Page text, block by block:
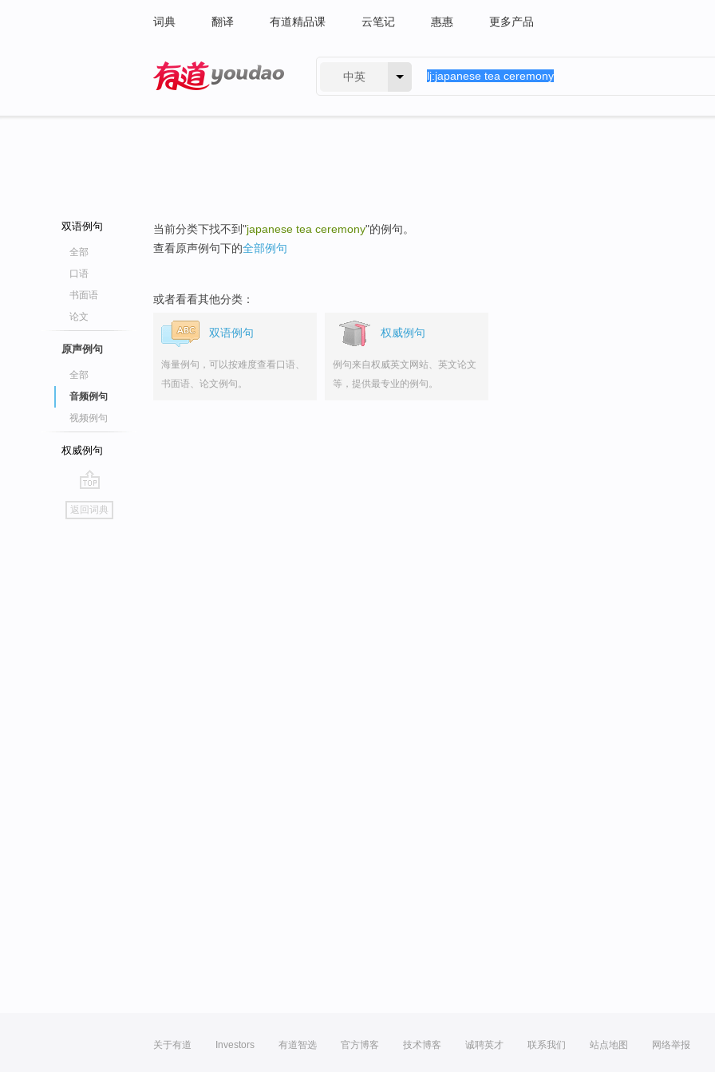
词典 翻译 有道精品课 云笔记 惠惠 更多产品
中英
双语例句
全部
口语
书面语
论文
原声例句
全部
音频例句
视频例句
权威例句
go
top
返回词典
当前分类下找不到"japanese tea ceremony"的例句。
查看原声例句下的全部例句
或者看看其他分类：
双语例句
海量例句，可以按难度查看口语、
书面语、论文例句。
权威例句
例句来自权威英文网站、英文论文
等，提供最专业的例句。
关于有道 Investors 有道智选 官方博客 技术博客 诚聘英才 联系我们 站点地图 网络举报